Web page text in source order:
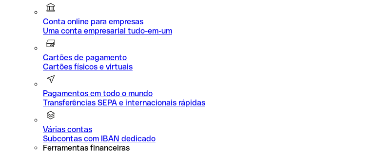
Conta online para empresas
Uma conta empresarial tudo-em-um
Cartões de pagamento
Cartões físicos e virtuais
Pagamentos em todo o mundo
Transferências SEPA e internacionais rápidas
Várias contas
Subcontas com IBAN dedicado
Ferramentas financeiras